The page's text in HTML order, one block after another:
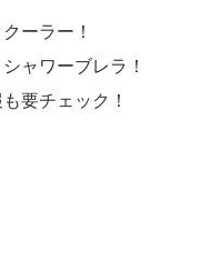
ーラー！
ャワーブレラ！
要チェック！